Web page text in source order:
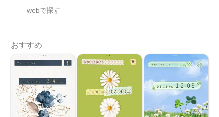
webで探す
おすすめ